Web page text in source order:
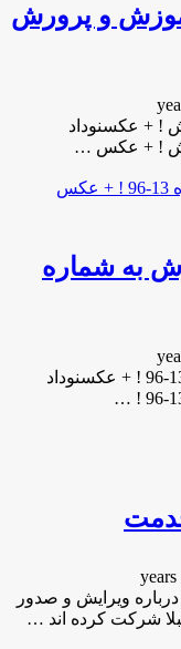
مهم شماره 14-96 آموزش و پرورش
و پرورش ! + عکسنوداد
به شماره
اطلاعیه جدید آموزش و پرورش به شماره 13-96 ! + عکسنوداد
ویرایش و صدور